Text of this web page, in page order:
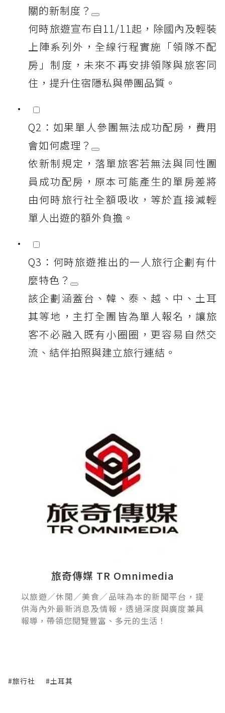
關的新制度？
何時旅遊宣布自11/11起，除國內及輕裝
上陣系列外，全線行程實施「領隊不配
房」制度，未來不再安排領隊與旅客同
住，提升住宿隱私與帶團品質。
Q2：如果單人參團無法成功配房，費用
會如何處理？
依新制規定，落單旅客若無法與同性團
員成功配房，原本可能產生的單房差將
由何時旅行社全額吸收，等於直接減輕
單人出遊的額外負擔。
Q3：何時旅遊推出的一人旅行企劃有什
麼特色？
該企劃涵蓋台、韓、泰、越、中、土耳
其等地，主打全團皆為單人報名，讓旅
客不必融入既有小圈圈，更容易自然交
流、結伴拍照與建立旅行連結。
旅奇傳媒 TR Omnimedia
以旅遊／休閒／美食／品味為本的新聞平台，提
供海內外最新消息及情報，透過深度與廣度兼具
報導，帶領您閱覽豐富、多元的生活！
#旅行社 #土耳其